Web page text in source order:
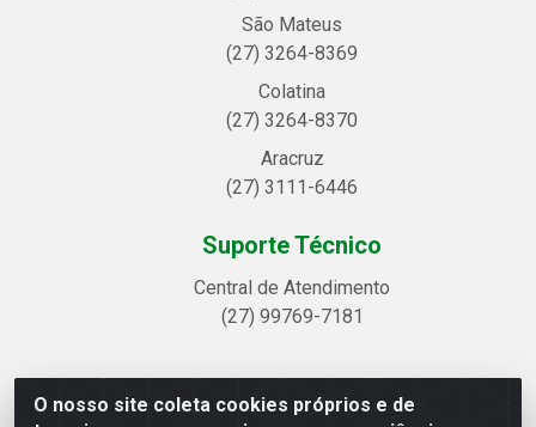
O nosso site coleta cookies próprios e de
São Mateus
(27) 3264-8369
Colatina
(27) 3264-8370
Aracruz
(27) 3111-6446
Suporte Técnico
Central de Atendimento
(27) 99769-7181
Linhavix Distribuidora LTDA - Avenida Alegre, 2521 -